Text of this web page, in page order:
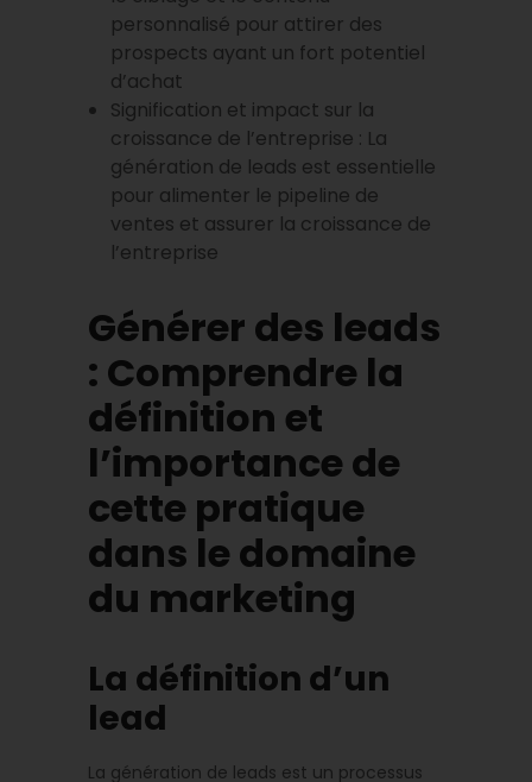
personnalisé pour attirer des
prospects ayant un fort potentiel
d’achat
Signification et impact sur la
croissance de l’entreprise : La
génération de leads est essentielle
pour alimenter le pipeline de
ventes et assurer la croissance de
l’entreprise
Générer des leads
: Comprendre la
définition et
l’importance de
cette pratique
dans le domaine
du marketing
La définition d’un
lead
La génération de leads est un processus